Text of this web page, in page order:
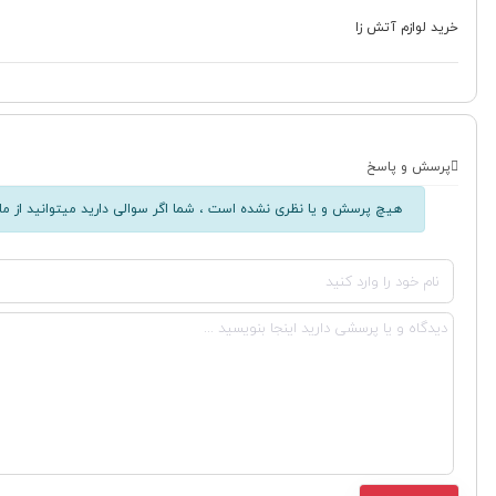
خرید لوازم آتش زا
پرسش و پاسخ
هیچ پرسش و یا نظری نشده است ، شما اگر سوالی دارید میتوانید از